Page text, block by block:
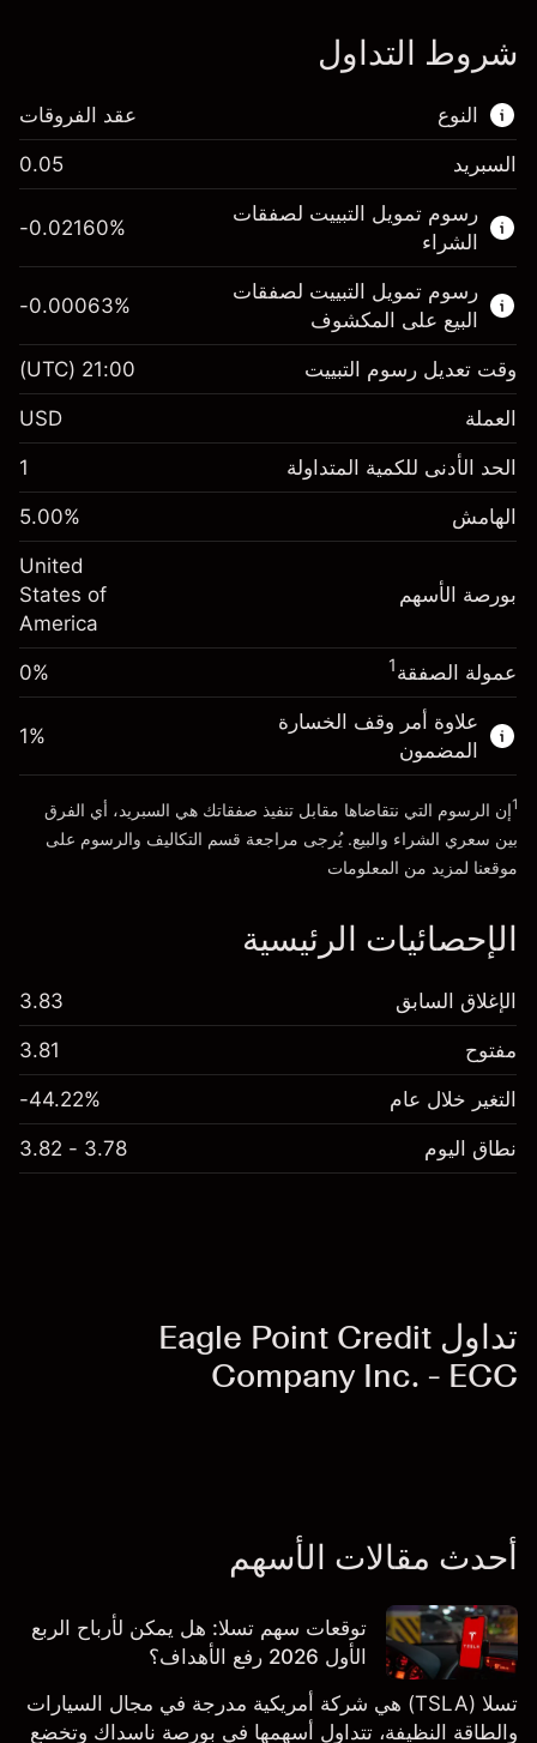
شروط التداول
النوع
هذا السوق المالي متاح للتداول من خلال عقود
الفروقات.
اعرف المزيد عن:
عقود الفروقات
عقد الفروقات
السبريد 0.05
رسوم تمويل التبييت لصفقات
الشراء
$1,000.00
رسوم التبييت
الرسوم من قيمة الصفقة الكاملة
%
(-$4.32)
حجم الصفقة بالرافعة المالية ~$20,000.00
الأموال من الرافعة المالية ~ دولار
انتقل إلى المنصة
-0.02160%
رسوم تمويل التبييت لصفقات
البيع على المكشوف
الهامش. استثمارك $1,000.00
رسوم التبييت
الرسوم من قيمة الصفقة الكاملة
-0.000626
%
(-$0.13)
حجم الصفقة بالرافعة المالية ~
الأموال من الرافعة المالية ~ دولار
انتقل إلى المنصة
-0.00063%
وقت تعديل رسوم التبييت 21:00
(UTC)
العملة USD
الحد الأدنى للكمية المتداولة 1
الهامش 5.00%
بورصة الأسهم
United
States of
America
عمولة الصفقة1
0%
علاوة أمر وقف الخسارة
المضمون
1%
1إن الرسوم التي نتقاضاها مقابل تنفيذ صفقاتك هي السبريد، أي الفرق
بين سعري الشراء والبيع. يُرجى مراجعة قسم التكاليف والرسوم على
موقعنا لمزيد من المعلومات
الإحصائيات الرئيسية
الإغلاق السابق 3.83
مفتوح 3.81
التغير خلال عام -44.22%
نطاق اليوم 3.78 - 3.82
تداول Eagle Point Credit
Company Inc. - ECC
أحدث مقالات الأسهم
توقعات سهم تسلا: هل يمكن لأرباح الربع
الأول 2026 رفع الأهداف؟
تسلا (TSLA) هي شركة أمريكية مدرجة في مجال السيارات
والطاقة النظيفة، تتداول أسهمها في بورصة ناسداك وتخضع